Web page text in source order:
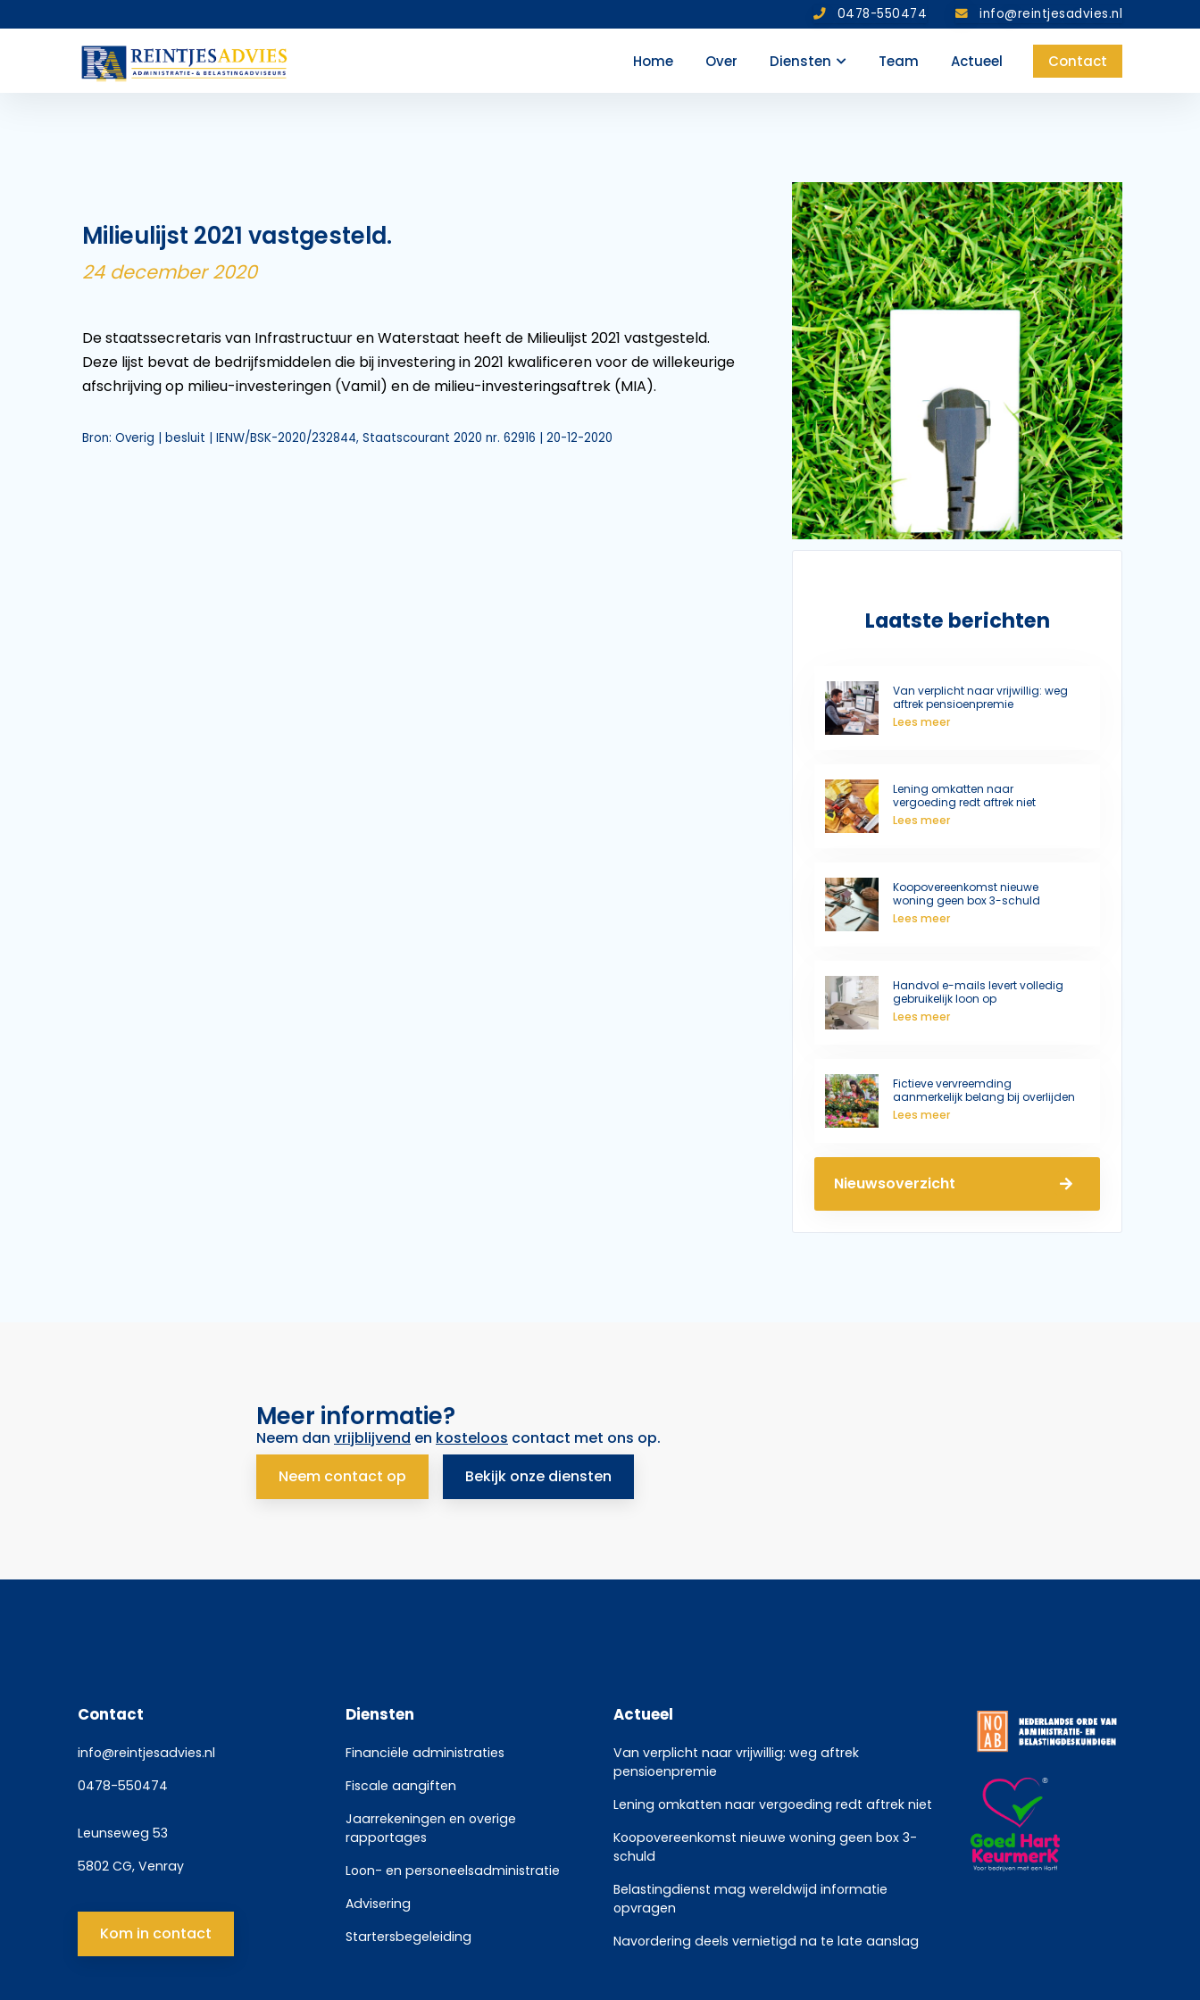
0478-550474 info@reintjesadvies.nl
Home Over Diensten Team Actueel Contact
Milieulijst 2021 vastgesteld.
24 december 2020
De staatssecretaris van Infrastructuur en Waterstaat heeft de Milieulijst 2021 vastgesteld.
Deze lijst bevat de bedrijfsmiddelen die bij investering in 2021 kwalificeren voor de willekeurige
afschrijving op milieu-investeringen (Vamil) en de milieu-investeringsaftrek (MIA).
Bron: Overig | besluit | IENW/BSK-2020/232844, Staatscourant 2020 nr. 62916 | 20-12-2020
Laatste berichten
Van verplicht naar vrijwillig: weg
aftrek pensioenpremie
Lees meer
Lening omkatten naar
vergoeding redt aftrek niet
Lees meer
Koopovereenkomst nieuwe
woning geen box 3-schuld
Lees meer
Handvol e-mails levert volledig
gebruikelijk loon op
Lees meer
Fictieve vervreemding
aanmerkelijk belang bij overlijden
Lees meer
Nieuwsoverzicht
Meer informatie?
Neem dan vrijblijvend en kosteloos contact met ons op.
Neem contact op
Bekijk onze diensten
Contact
info@reintjesadvies.nl
0478-550474
Leunseweg 53
5802 CG, Venray
Kom in contact
Diensten
Financiële administraties
Fiscale aangiften
Jaarrekeningen en overige
rapportages
Loon- en personeelsadministratie
Advisering
Startersbegeleiding
Actueel
Van verplicht naar vrijwillig: weg aftrek
pensioenpremie
Lening omkatten naar vergoeding redt aftrek niet
Koopovereenkomst nieuwe woning geen box 3-
schuld
Belastingdienst mag wereldwijd informatie
opvragen
Navordering deels vernietigd na te late aanslag